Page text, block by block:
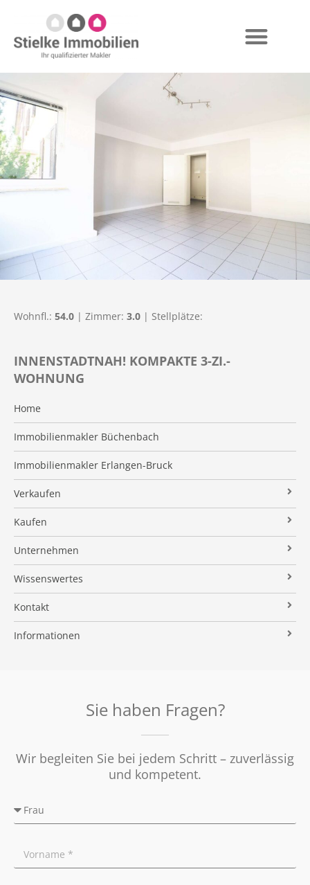
INNENSTADTNAH! KOMPAKTE 3-ZI.-
WOHNUNG
Home
Immobilienmakler Büchenbach
Immobilienmakler Erlangen-Bruck
Verkaufen
Verkaufsanfrage
Referenzobjekte
Makleralleinauftrag
Wertermittlung
Verkaufsvorbereitung
Vermarktung
Tipps für Privatverkäufer
Kaufen
Immobilienangebote
Finanzierung
Suchauftrag
Unternehmen
Über uns
Kundenstimmen
Stielke-Facts
Kooperationspartner
Wissenswertes
Immobilien News
Immobilien ABC
Kontakt
Impressum
Informationen
Wohnfl.: 54.0 | Zimmer: 3.0 | Stellplätze:
Sie haben Fragen?
Wir begleiten Sie bei jedem Schritt – zuverlässig
und kompetent.